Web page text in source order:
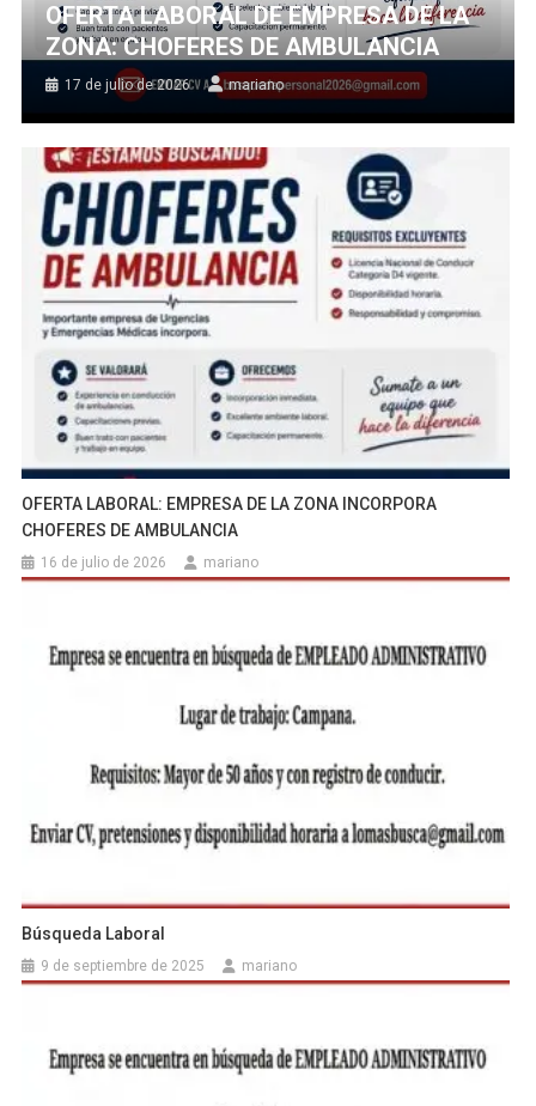
OFERTA LABORAL DE EMPRESA DE LA
ZONA: CHOFERES DE AMBULANCIA
17 de julio de 2026 mariano
OFERTA LABORAL: EMPRESA DE LA ZONA INCORPORA
CHOFERES DE AMBULANCIA
16 de julio de 2026 mariano
Búsqueda Laboral
9 de septiembre de 2025 mariano